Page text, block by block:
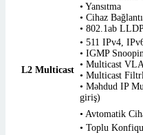
• Yansıtma
• Cihaz
• 802.1ab
L2 Multicast
• 511 IPv4,
• IGMP
• Multicast
• Multicast
• Məhdud IP
giriş)
• Avtomatik
• Toplu